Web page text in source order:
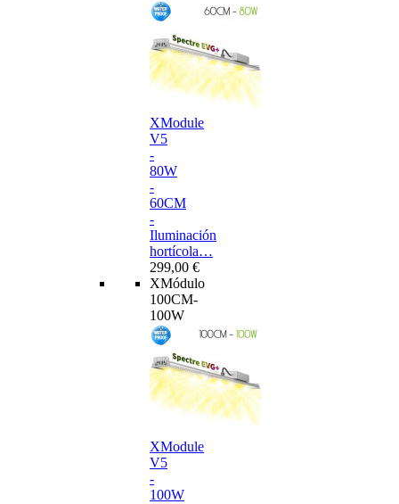
XModule
V5
-
80W
-
60CM
-
Iluminación
hortícola…
299,00 €
XMódulo
100CM-
100W
XModule
V5
-
100W